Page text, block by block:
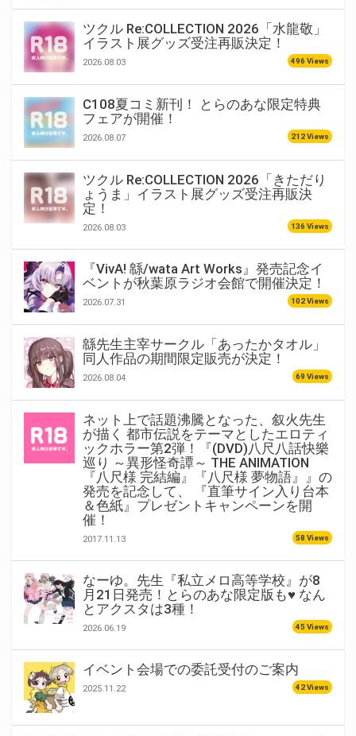
ツクル Re:COLLECTION 2026「水龍敬」
イラスト展グッズ受注再販決定！
2026.08.03 496 Views
C108夏コミ新刊！ とらのあな限定特典
フェアが開催！
2026.08.07 212 Views
ツクル Re:COLLECTION 2026「きただり
ょうま」イラスト展グッズ受注再販決
定！
2026.08.03 136 Views
『VivA! 緜/wata Art Works』発売記念イ
ベントが秋葉原ラジオ会館で開催決定！
2026.07.31 102 Views
緜先生主宰サークル「あったかタオル」
同人作品の期間限定販売が決定！
2026.08.04 69 Views
ネット上で話題沸騰となった、叙火先生
が描く 都市伝説をテーマとしたエロティ
ックホラー第2弾！『(DVD)八尺八話快樂
巡り ～異形怪奇譚～ THE ANIMATION
『八尺様 完結編』『八尺様 夢物語』』の
発売を記念して、 『直筆サイン入り台本
＆色紙』プレゼントキャンペーンを開
催！
2017.11.13 58 Views
なーゆ。先生『私立メロ高等学校』が8
月21日発売！とらのあな限定版も♥ なん
とアクスタは3種！
2026.06.19 45 Views
イベント会場での委託受付のご案内
2025.11.22 42 Views